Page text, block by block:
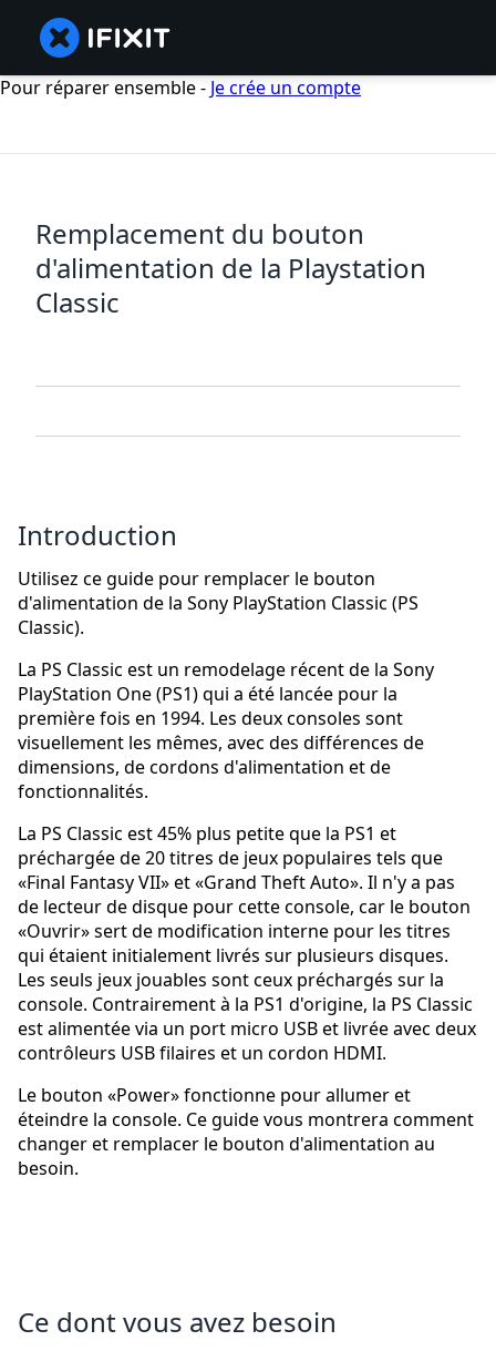
Pour réparer ensemble - Je crée un compte
Remplacement du bouton
d'alimentation de la Playstation
Classic
Introduction
Utilisez ce guide pour remplacer le bouton
d'alimentation de la Sony PlayStation Classic (PS
Classic).
La PS Classic est un remodelage récent de la Sony
PlayStation One (PS1) qui a été lancée pour la
première fois en 1994. Les deux consoles sont
visuellement les mêmes, avec des différences de
dimensions, de cordons d'alimentation et de
fonctionnalités.
La PS Classic est 45% plus petite que la PS1 et
préchargée de 20 titres de jeux populaires tels que
«Final Fantasy VII» et «Grand Theft Auto». Il n'y a pas
de lecteur de disque pour cette console, car le bouton
«Ouvrir» sert de modification interne pour les titres
qui étaient initialement livrés sur plusieurs disques.
Les seuls jeux jouables sont ceux préchargés sur la
console. Contrairement à la PS1 d'origine, la PS Classic
est alimentée via un port micro USB et livrée avec deux
contrôleurs USB filaires et un cordon HDMI.
Le bouton «Power» fonctionne pour allumer et
éteindre la console. Ce guide vous montrera comment
changer et remplacer le bouton d'alimentation au
besoin.
Ce dont vous avez besoin